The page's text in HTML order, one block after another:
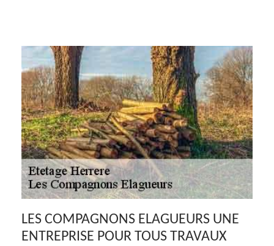
LES COMPAGNONS ELAGUEURS UNE
ENTREPRISE POUR TOUS TRAVAUX